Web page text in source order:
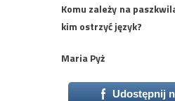
Komu zależy na
kim ostrzyć język?
Maria Pyż
Udostępnij